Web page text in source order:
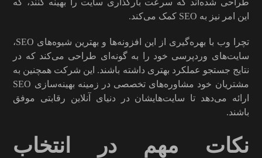
طراحی شده‌اند که سرعت بارگذاری سایت را بهینه کنند، که
این امر نیز به SEO کمک می‌کند.
تچرا وب با بهره‌گیری از این افزونه‌ها و بهترین شیوه‌های SEO،
سایت‌های وردپرسی خود را به گونه‌ای طراحی می‌کند که در
نتایج جستجو عملکرد بهتری داشته باشند. این شرکت همچنین به
مشتریان خود مشاوره‌های تخصصی در زمینه بهینه‌سازی SEO
ارائه می‌دهد تا سایت‌هایشان در دنیای آنلاین رقابتی موفق
باشند.
نکات مهم در انتخاب